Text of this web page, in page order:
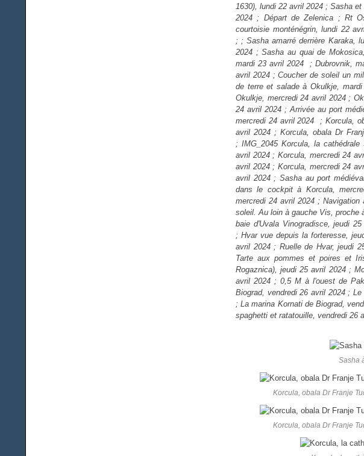
1630), lundi 22 avril 2024 ; Sasha
2024 ; Départ de Zelenica ; Rt
courtoisie monténégrin, lundi 22
; ; Sasha amarré derrière Karaka,
2024 ; Sasha au quai de
mardi 23 avril 2024 ; Dubrovnik,
avril 2024 ; Coucher de soleil un
de terre et salade à Okulkje,
Okulkje, mercredi 24 avril 2024 ;
24 avril 2024 ; Arrivée au port
mercredi 24 avril 2024 ; Korcula,
avril 2024 ; Korcula, obala Dr
; IMG_2045 Korcula, la
avril 2024 ; Korcula, mercredi 24
avril 2024 ; Korcula, mercredi 24
avril 2024 ; Sasha au port
dans le cockpit à Korcula,
mercredi 24 avril 2024 ;
soleil. Au loin à gauche Vis, proche
baie d'Uvala Vinogradisce, jeudi
; Hvar vue depuis la forteresse,
avril 2024 ; Ruelle de Hvar, jeudi
Tarte aux pommes et poires et
Rogaznica), jeudi 25 avril 2024 ;
avril 2024 ; 0,5 M à l'ouest de
Biograd, vendredi 26 avril 2024 ;
; La marina Kornati de Biograd,
spaghetti et ratatouille, vendredi 26
Sasha
Korcula, obala Dr Franje
Korcula, obala Dr Franje